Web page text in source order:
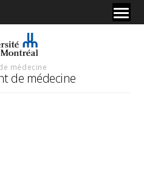
médecine
de médecine